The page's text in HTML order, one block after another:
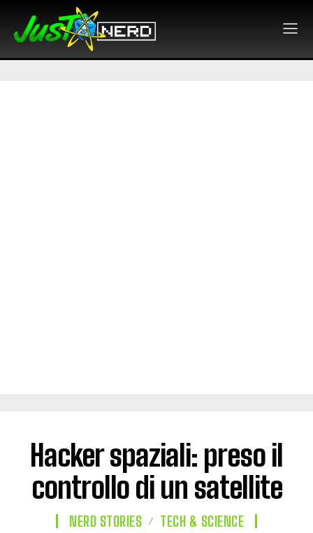
Hacker spaziali: preso il
controllo di un satellite
NERD STORIES TECH & SCIENCE